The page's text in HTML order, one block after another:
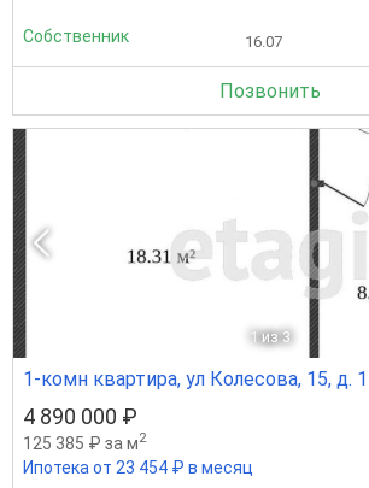
Собственник 16.07
Позвонить
1 из 3
1-комн квартира, ул Колесова, 15, д.
4 890 000 ₽
125 385 ₽ за м2
Ипотека от 23 454 ₽ в месяц